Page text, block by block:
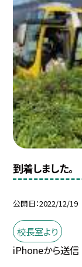
到着しました。
公開日 2022/12/19
校長室より
iPhoneから送信